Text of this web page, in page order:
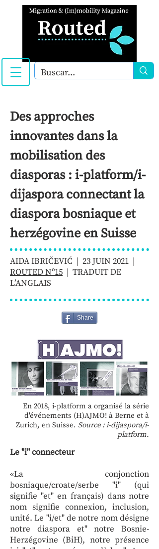
Des approches
innovantes dans la
mobilisation des
diasporas : i-platform/i-
dijaspora connectant la
diaspora bosniaque et
herzégovine en Suisse
AIDA IBRIČEVIĆ | 23 JUIN 2021 |
ROUTED Nº15 | TRADUIT DE
L’ANGLAIS
Share
En 2018, i-platform a organisé la série
d'événements (H)AJMO! à Berne et à
Zurich, en Suisse. Source : i-dijaspora/i-
platform.
Le "i" connecteur
«La conjonction
bosniaque/croate/serbe "i" (qui
signifie "et" en français) dans notre
nom signifie connexion, inclusion,
unité. Le "i/et" de notre nom désigne
notre diaspora et" notre Bosnie-
Herzégovine (BiH), notre présence